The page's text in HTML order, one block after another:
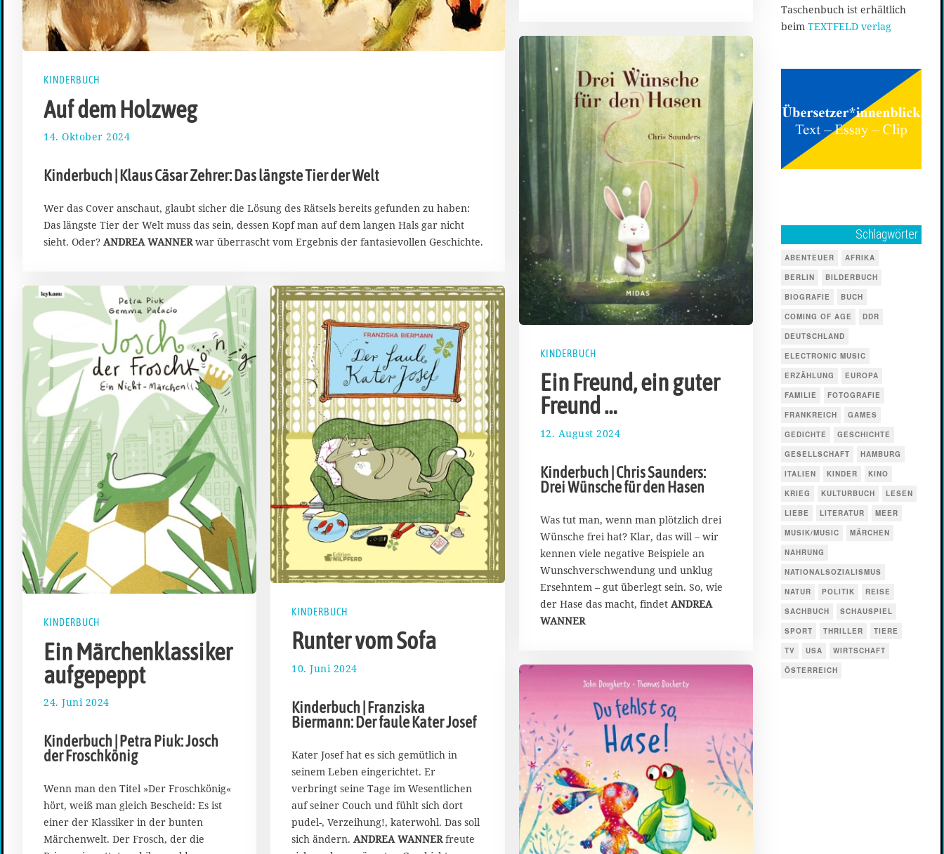
KINDERBUCH
Auf dem Holzweg
14. Oktober 2024
O
t
o
b
e
2
4
Kinderbuch | Klaus Cäsar Zehrer: Das längste Tier der Welt
Wer das Cover anschaut, glaubt sicher die Lösung des Rätsels bereits gefunden zu haben:
Das längste Tier der Welt muss das sein, dessen Kopf man auf dem langen Hals gar nicht
sieht. Oder? ANDREA WANNERwar überrascht vom Ergebnis der fantasievollen Geschichte.
KINDERBUCH
Ein Freund, ein guter
Freund …
12. August 2024
A
u
u
s
2
0
2
4
Kinderbuch | Chris Saunders:
Drei Wünsche für den Hasen
Was tut man, wenn man plötzlich drei
Wünsche frei hat? Klar, das will – wir
kennen viele negative Beispiele an
Wunschverschwendung und unklug
Ersehntem – gut überlegt sein. So, wie
der Hase das macht, findet ANDREA
WANNER
KINDERBUCH
Ein Märchenklassiker
aufgepeppt
24. Juni 2024
u
l
2
0
4
Kinderbuch | Petra Piuk: Josch
der Froschkönig
Wenn man den Titel »Der Froschkönig«
hört, weiß man gleich Bescheid: Es ist
einer der Klassiker in der bunten
Märchenwelt. Der Frosch, der die
KINDERBUCH
Runter vom Sofa
10. Juni 2024
J
u
i
2
2
4
Kinderbuch | Franziska
Biermann: Der faule Kater Josef
Kater Josef hat es sich gemütlich in
seinem Leben eingerichtet. Er
verbringt seine Tage im Wesentlichen
auf seiner Couch und fühlt sich dort
pudel-, Verzeihung!, katerwohl. Das soll
sich ändern.ANDREA WANNERfreute
Taschenbuch ist erhältlich
beim TEXTFELD verlag
Schlagwörter
ABENTEUER
AFRIKA
BERLIN
BILDERBUCH
BIOGRAFIE
BUCH
COMING OF AGE
DDR
DEUTSCHLAND
ELECTRONIC MUSIC
ERZÄHLUNG
EUROPA
FAMILIE
FOTOGRAFIE
FRANKREICH
GAMES
GEDICHTE
GESCHICHTE
GESELLSCHAFT
HAMBURG
ITALIEN
KINDER
KINO
KRIEG
KULTURBUCH
LESEN
LIEBE
LITERATUR
MEER
MUSIK/MUSIC
MÄRCHEN
NAHRUNG
NATIONALSOZIALISMUS
NATUR
POLITIK
REISE
SACHBUCH
SCHAUSPIEL
SPORT
THRILLER
TIERE
TV
USA
WIRTSCHAFT
ÖSTERREICH